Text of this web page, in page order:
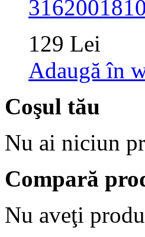
129 Lei
Adaugă în
Coşul tău
Nu ai niciun
Compară
Nu aveţi